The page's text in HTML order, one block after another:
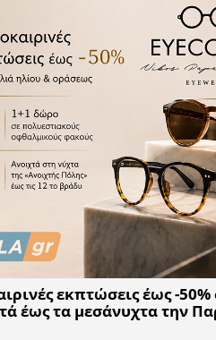
• Όσοι
αυτά δεν
υποβολής